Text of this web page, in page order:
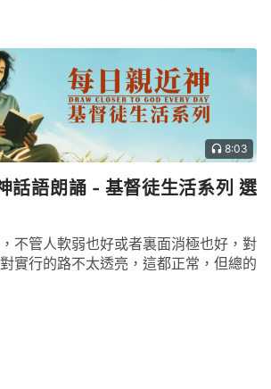
8:03
話語朗誦 - 基督徒生活系列 選
不管人軟弱也好或者裏面消極也好，對
實行的路不太透亮，這都正常，但總的